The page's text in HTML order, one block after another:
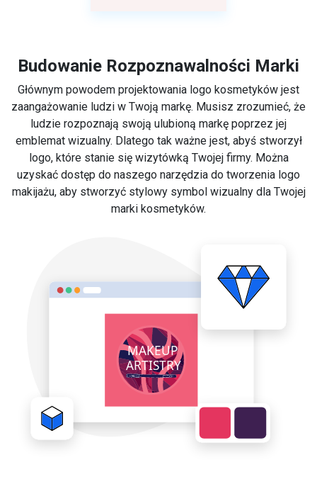
Budowanie Rozpoznawalności Marki
Głównym powodem projektowania logo kosmetyków jest
zaangażowanie ludzi w Twoją markę. Musisz zrozumieć, że
ludzie rozpoznają swoją ulubioną markę poprzez jej
emblemat wizualny. Dlatego tak ważne jest, abyś stworzył
logo, które stanie się wizytówką Twojej firmy. Można
uzyskać dostęp do naszego narzędzia do tworzenia logo
makijażu, aby stworzyć stylowy symbol wizualny dla Twojej
marki kosmetyków.